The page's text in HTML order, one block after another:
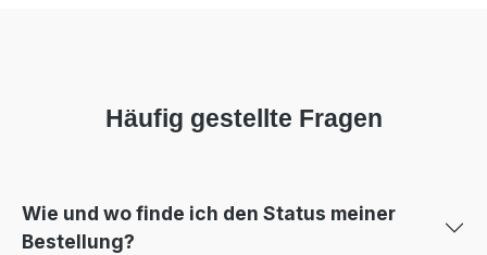
Häufig gestellte Fragen
Wie und wo finde ich den Status meiner
Bestellung?